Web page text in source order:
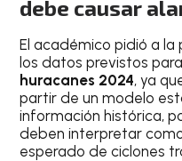
debe causar
El académico pidió a
los datos previstos
huracanes 2024, ya
partir de un modelo
información histórica,
deben interpretar
esperado de ciclones